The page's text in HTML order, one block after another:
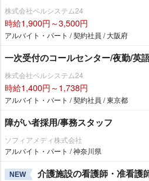
株式会社ベルシステム24
時給1,900円～3,500円
アルバイト・パート / 契約社員 / 大阪府
一次受付のコールセンター/夜勤/英
株式会社ベルシステム24
時給1,400円～1,738円
アルバイト・パート / 契約社員 / 東京都
障がい者採用/事務スタッフ
ソフィアメディ株式会社
アルバイト・パート / 神奈川県
NEW
介護施設の看護師・准看護